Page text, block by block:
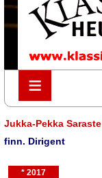
≡
≡
Jukka-Pekka Saraste
finn. Dirigent
* 2017